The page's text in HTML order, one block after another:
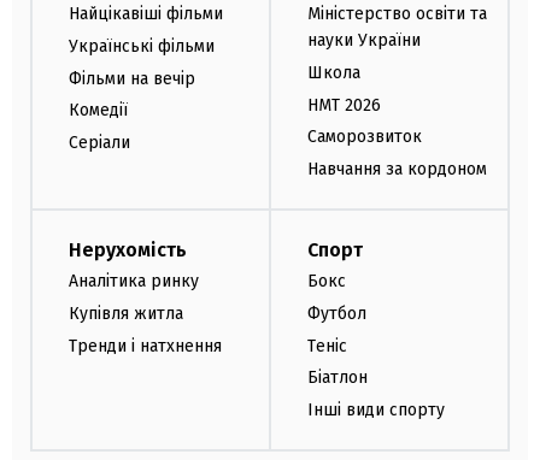
Найцікавіші фільми
Українські фільми
Фільми на вечір
Комедії
Серіали
Міністерство освіти та
науки України
Школа
НМТ 2026
Саморозвиток
Навчання за кордоном
Нерухомість
Аналітика ринку
Купівля житла
Тренди і натхнення
Спорт
Бокс
Футбол
Теніс
Біатлон
Інші види спорту